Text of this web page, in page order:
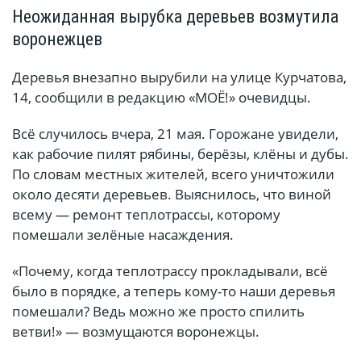
Неожиданная вырубка деревьев возмутила
воронежцев
Деревья внезапно вырубили на улице Курчатова,
14, сообщили в редакцию «МОЁ!» очевидцы.
Всё случилось вчера, 21 мая. Горожане увидели,
как рабочие пилят рябины, берёзы, клёны и дубы.
По словам местных жителей, всего уничтожили
около десяти деревьев. Выяснилось, что виной
всему — ремонт теплотрассы, которому
помешали зелёные насаждения.
«Почему, когда теплотрассу прокладывали, всё
было в порядке, а теперь кому-то наши деревья
помешали? Ведь можно же просто спилить
ветви!» — возмущаются воронежцы.